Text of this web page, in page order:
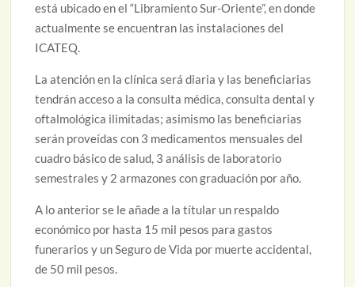
está ubicado en el “Libramiento Sur-Oriente”, en donde
actualmente se encuentran las instalaciones del
ICATEQ.
La atención en la clínica será diaria y las beneficiarias
tendrán acceso a la consulta médica, consulta dental y
oftalmológica ilimitadas; asimismo las beneficiarias
serán proveídas con 3 medicamentos mensuales del
cuadro básico de salud, 3 análisis de laboratorio
semestrales y 2 armazones con graduación por año.
A lo anterior se le añade a la títular un respaldo
económico por hasta 15 mil pesos para gastos
funerarios y un Seguro de Vida por muerte accidental,
de 50 mil pesos.